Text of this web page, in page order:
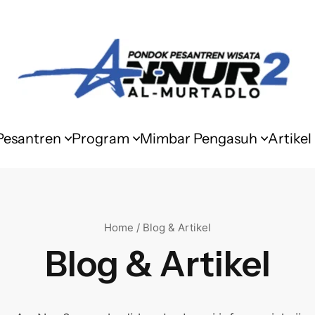
Program Mimbar Pengasuh Artikel
Home / Blog & Artikel
Blog & Artikel